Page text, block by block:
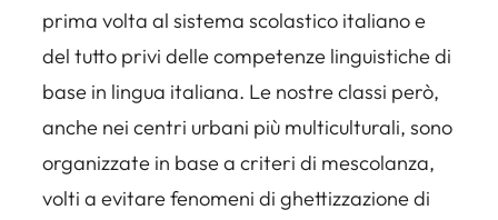
prima volta al sistema scolastico italiano e
del tutto privi delle competenze linguistiche di
base in lingua italiana. Le nostre classi però,
anche nei centri urbani più multiculturali, sono
organizzate in base a criteri di mescolanza,
volti a evitare fenomeni di ghettizzazione di